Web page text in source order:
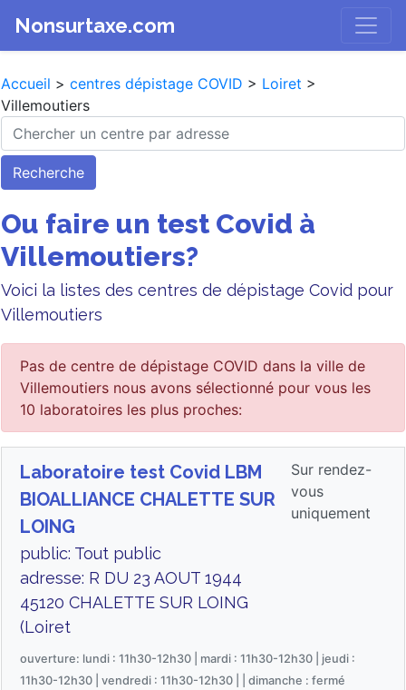
Nonsurtaxe.com
Accueil > centres dépistage COVID > Loiret >
Villemoutiers
Recherche
Ou faire un test Covid à
Villemoutiers?
Voici la listes des centres de dépistage Covid pour
Villemoutiers
Pas de centre de dépistage COVID dans la ville de
Villemoutiers nous avons sélectionné pour vous les
10 laboratoires les plus proches:
Laboratoire test Covid LBM
BIOALLIANCE CHALETTE SUR
LOING
public: Tout public
adresse: R DU 23 AOUT 1944
45120 CHALETTE SUR LOING
(Loiret
Sur rendez-
vous
uniquement
ouverture: lundi : 11h30-12h30 | mardi : 11h30-12h30 | jeudi :
11h30-12h30 | vendredi : 11h30-12h30 | | dimanche : fermé